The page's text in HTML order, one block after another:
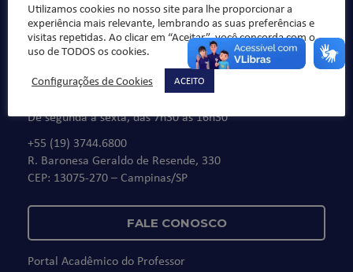
Fale Conosco
De segunda à sexta, das 7h30 às 16h30
+55 (19) 3744.6800
R. Baronesa Geraldo de Resende, 330
CEP: 13075-270 – Campinas/SP
FALE CONOSCO
Portal Acadêmico do Professor
Utilizamos cookies no nosso site para lhe proporcionar a
experiência mais relevante, lembrando as suas preferências e
visitas repetidas. Ao clicar em “Aceitar”, você concorda com o
uso de TODOS os cookies.
Configurações de Cookies
ACEITO